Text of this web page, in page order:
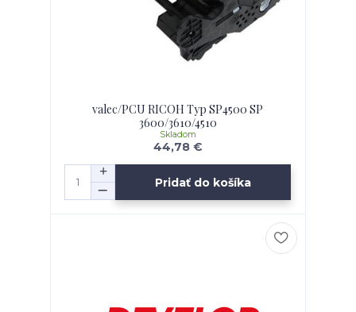
valec/PCU RICOH Typ SP4500 SP
3600/3610/4510
44,78 €
Skladom
Pridať do košíka